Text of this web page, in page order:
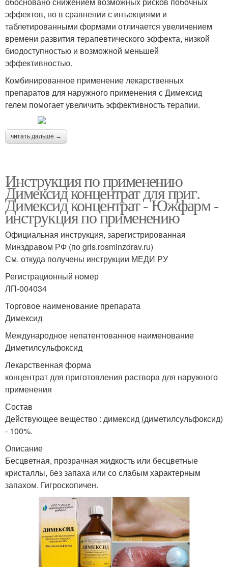
эффектов, но в сравнении с инъекциями и
таблетированными формами отличается увеличением
времени развития терапевтического эффекта, низкой
биодоступностью и возможной меньшей
эффективностью.
Комбинированное применение лекарственных
препаратов для наружного применения с Димексид
гелем помогает увеличить эффективность терапии.
читать дальше →
Инструкция по применению
Димексид концентрат для приг.
Димексид концентрат - Южфарм -
инструкция по применению
Официальная инструкция, зарегистрированная
Минздравом РФ (по grls.rosminzdrav.ru)
См. откуда получены инструкции МЕДИ РУ
Регистрационный номер
ЛП-004034
Торговое наименование препарата
Димексид
Международное непатентованное наименование
Диметилсульфоксид
Лекарственная форма
концентрат для приготовления раствора для наружного
применения
Состав
Действующее вещество : димексид (диметилсульфоксид)
- 100%.
Описание
Бесцветная, прозрачная жидкость или бесцветные
кристаллы, без запаха или со слабым характерным
запахом. Гигроскопичен.